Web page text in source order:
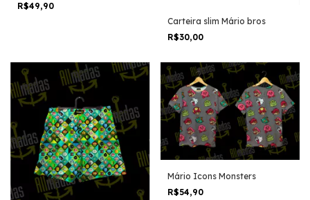
R$49,90
Carteira slim Mário bros
R$30,00
Mário Icons Monsters
R$54,90